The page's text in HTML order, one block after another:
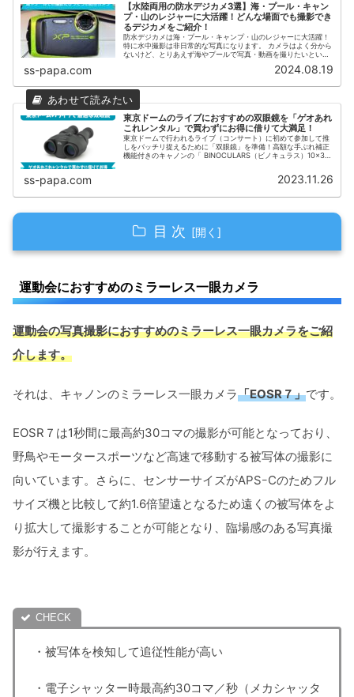
【水陸両用の防水デジカメ3選】海・プール・キャン
プ・山のレジャーに大活躍！どんな場面でも撮影でき
るデジカメをご紹介！
防水デジカメは海・プール・キャンプ・山のレジャーに大活躍！
特に水中撮影は非日常的な写真になります。 カメラはよく分から
ないけど、とりあえず海やプールで写真・動画を撮りたいという
方におすすめの防水デジカメ3選をご紹介します。 - PAPA-Blog
ss-papa.com 2024.08.19
東京ドームのライブにおすすめの双眼鏡を「ゲオあれ
これレンタル」で買わずにお得に借りて大満足！
東京ドームで行われるライブ（コンサート）に初めて参加して推
しをバッチリ捉えるために「双眼鏡」を準備！高額な手ぶれ補正
機能付きのキャノンの「 BINOCULARS（ビノキュラス）10×30
ss-papa.com 2023.11.26
目 次
運動会におすすめの交換レンズ
キャノン RF24-240mm F4-6.3 IS USM
キャノン RF100-400mm F5.6-8 IS USM
レンタルサービス比較一覧
カメラレンズ キャノン RF24-240mm F4-
6.3 IS USM
エイペックスレンタル
ＧＯＯＰＡＳＳ
運動会におすすめのミラーレス一眼カメラ
運動会の写真撮影におすすめのミラーレス一眼カメラをご紹
介します。
それは、キャノンのミラーレス一眼カメラ「EOSR７」です。
EOSR７は1秒間に最高約30コマの撮影が可能となっており、
野鳥やモータースポーツなど高速で移動する被写体の撮影に
向いています。さらに、センサーサイズがAPSｰCのためフル
サイズ機と比較して約1.6倍望遠となるため遠くの被写体をよ
り拡大して撮影することが可能となり、臨場感のある写真撮
影が行えます。
・被写体を検知して追従性能が高い
・電子シャッター時最高約30コマ／秒（メカシャッタ